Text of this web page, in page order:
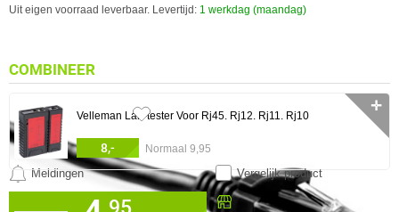
Uit eigen voorraad leverbaar. Levertijd: 1 werkdag (maandag)
Beschikbaar in onze
Vergelijk product
Meldingen
COMBINEER
Velleman Lan-tester Voor Rj45. Rj12. Rj11. Rj10
8,- Normaal 9,95
✛
0 artikelen geselecteerd